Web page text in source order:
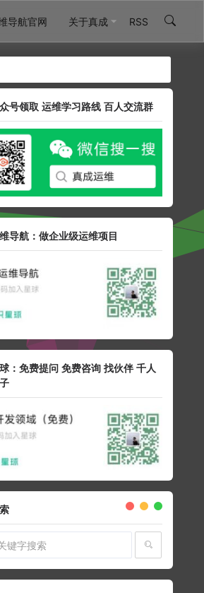
导航官网 关于真成 RSS
号领取 运维学习路线 百人交流群
导航：做企业级运维项目
：免费提问 免费咨询 找伙伴 千人